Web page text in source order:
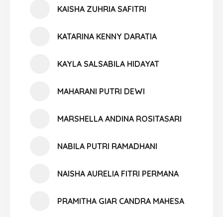
KAISHA ZUHRIA SAFITRI
KATARINA KENNY DARATIA
KAYLA SALSABILA HIDAYAT
MAHARANI PUTRI DEWI
MARSHELLA ANDINA ROSITASARI
NABILA PUTRI RAMADHANI
NAISHA AURELIA FITRI PERMANA
PRAMITHA GIAR CANDRA MAHESA